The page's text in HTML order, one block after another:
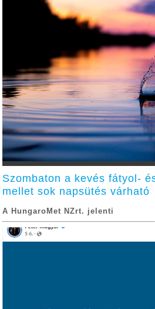
Szombaton a kevés fátyol-
mellet sok napsütés várható
A HungaroMet NZrt. jelenti